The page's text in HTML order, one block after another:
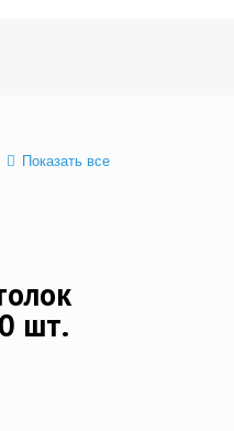
Показать все
шт.